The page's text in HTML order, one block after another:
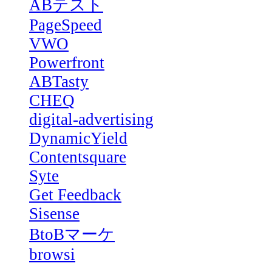
ABテスト
PageSpeed
VWO
Powerfront
ABTasty
CHEQ
digital-advertising
DynamicYield
Contentsquare
Syte
Get Feedback
Sisense
BtoBマーケ
browsi